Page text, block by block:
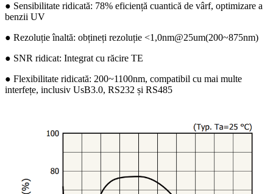
● Sensibilitate ridicată: 78% eficiență cuantică de vârf, optimizare a
benzii UV
● Rezoluție înaltă: obțineți rezoluție <1,0nm@25um(200~875nm)
● SNR ridicat: Integrat cu răcire TE
● Flexibilitate ridicată: 200~1100nm, compatibil cu mai multe
interfețe, inclusiv UsB3.0, RS232 și RS485